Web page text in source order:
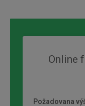
Online
Požadovana